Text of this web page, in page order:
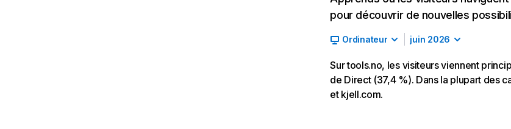
pour découvrir de nouvelles
Ordinateur juin 2026
Sur tools.no, les visiteurs viennent
de Direct (37,4 %). Dans la plupart des
et kjell.com.